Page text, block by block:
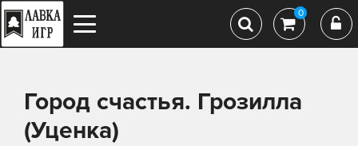
0
Город счастья. Грозилла
(Уценка)